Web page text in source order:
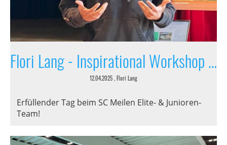
Flori Lang - Inspirational Workshop - Träume / Ziele
12.04.2025, Flori Lang
Erfüllender Tag beim SC Meilen Elite- & Junioren-
Team!